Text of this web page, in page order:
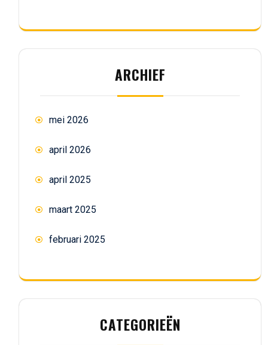
ARCHIEF
mei 2026
april 2026
april 2025
maart 2025
februari 2025
CATEGORIEËN